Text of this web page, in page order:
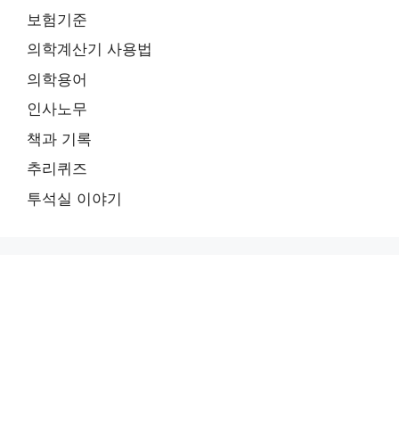
보험기준
의학계산기 사용법
의학용어
인사노무
책과 기록
추리퀴즈
투석실 이야기